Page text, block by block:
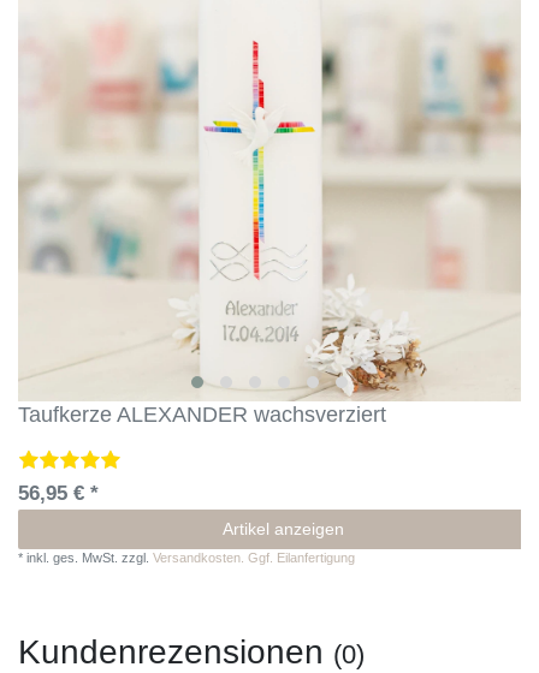
Taufkerze ALEXANDER wachsverziert
56,95 € *
Artikel anzeigen
* inkl. ges. MwSt. zzgl. Versandkosten. Ggf. Eilanfertigung
Kundenrezensionen (0)